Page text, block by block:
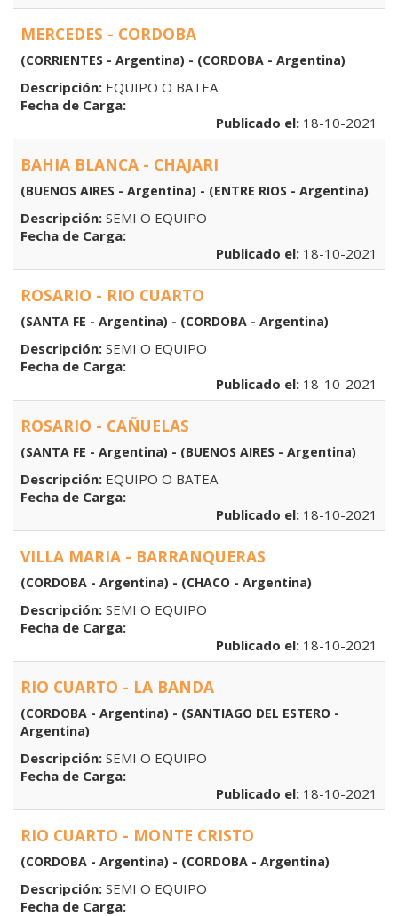
MERCEDES - CORDOBA
(CORRIENTES - Argentina) - (CORDOBA - Argentina)
Descripción: EQUIPO O BATEA
Fecha de Carga:
Publicado el: 18-10-2021
BAHIA BLANCA - CHAJARI
(BUENOS AIRES - Argentina) - (ENTRE RIOS - Argentina)
Descripción: SEMI O EQUIPO
Fecha de Carga:
Publicado el: 18-10-2021
ROSARIO - RIO CUARTO
(SANTA FE - Argentina) - (CORDOBA - Argentina)
Descripción: SEMI O EQUIPO
Fecha de Carga:
Publicado el: 18-10-2021
ROSARIO - CAÑUELAS
(SANTA FE - Argentina) - (BUENOS AIRES - Argentina)
Descripción: EQUIPO O BATEA
Fecha de Carga:
Publicado el: 18-10-2021
VILLA MARIA - BARRANQUERAS
(CORDOBA - Argentina) - (CHACO - Argentina)
Descripción: SEMI O EQUIPO
Fecha de Carga:
Publicado el: 18-10-2021
RIO CUARTO - LA BANDA
(CORDOBA - Argentina) - (SANTIAGO DEL ESTERO -
Argentina)
Descripción: SEMI O EQUIPO
Fecha de Carga:
Publicado el: 18-10-2021
RIO CUARTO - MONTE CRISTO
(CORDOBA - Argentina) - (CORDOBA - Argentina)
Descripción: SEMI O EQUIPO
Fecha de Carga: